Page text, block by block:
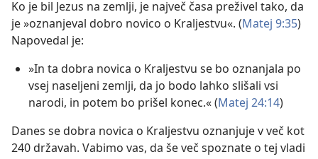
Ko je bil Jezus na zemlji, je največ časa preživel tako, da
je »oznanjeval dobro novico o Kraljestvu«. (Matej 9:35)
Napovedal je:
»In ta dobra novica o Kraljestvu se bo oznanjala po
vsej naseljeni zemlji, da jo bodo lahko slišali vsi
narodi, in potem bo prišel konec.« (Matej 24:14)
Danes se dobra novica o Kraljestvu oznanjuje v več kot
240 državah. Vabimo vas, da še več spoznate o tej vladi